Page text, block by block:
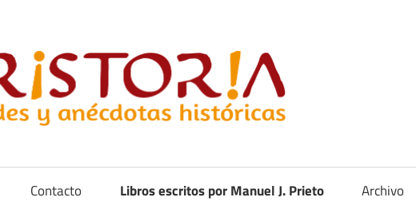
Contacto Libros escritos por Manuel J. Prieto Archivo